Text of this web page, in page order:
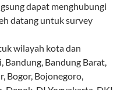
dapat menghubungi
datang untuk survey
wilayah kota dan
Bandung, Bandung Barat,
Bogor, Bojonegoro,